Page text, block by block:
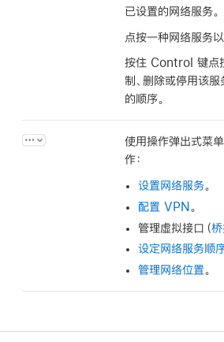
已设置的网络服务。
点按一种网络服务
按住 Control 键点
制、删除或停用该服
的顺序。
使用操作弹出式菜
作：
设置网络服务。
配置 VPN 。
管理虚拟接口（
设定网络服务顺
管理网络位置。